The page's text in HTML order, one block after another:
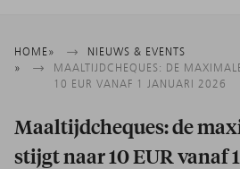
Kruimelpad
HOME
NIEUWS & EVENTS
MAALTIJDCHEQUES: DE
10 EUR VANAF 1 JANUARI 2026
Maaltijdcheques: de
stijgt naar 10 EUR vanaf